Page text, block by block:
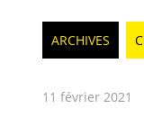
ARCHIVES
11 février 2021